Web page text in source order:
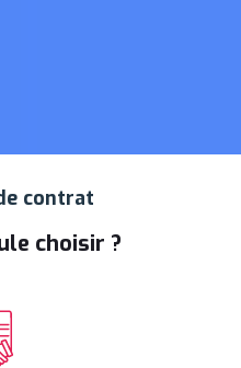
contrat
choisir ?